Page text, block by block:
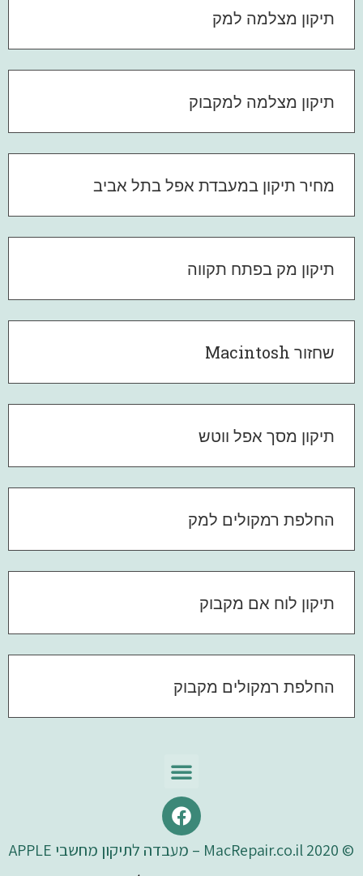
תיקון מצלמה למק
תיקון מצלמה למקבוק
מחיר תיקון במעבדת אפל בתל אביב
תיקון מק בפתח תקווה
שחזור Macintosh
תיקון מסך אפל ווטש
החלפת רמקולים למק
תיקון לוח אם מקבוק
החלפת רמקולים מקבוק
© 2020 MacRepair.co.il – מעבדה לתיקון מחשבי APPLE